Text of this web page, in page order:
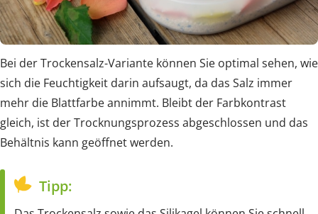
Bei der Trockensalz-Variante können Sie optimal sehen, wie
sich die Feuchtigkeit darin aufsaugt, da das Salz immer
mehr die Blattfarbe annimmt. Bleibt der Farbkontrast
gleich, ist der Trocknungsprozess abgeschlossen und das
Behältnis kann geöffnet werden.
Tipp: